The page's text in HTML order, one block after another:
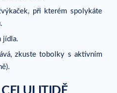
při kterém spolykáte
jídla.
zkuste tobolky s aktivním